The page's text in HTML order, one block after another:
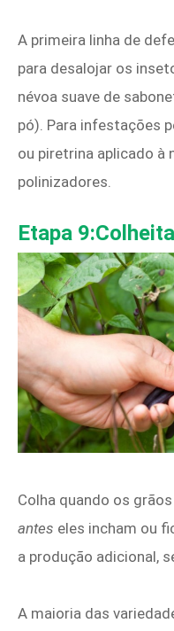
A primeira linha de
para desalojar os
névoa suave de
pó). Para infestações
ou piretrina aplicado à
polinizadores.
Etapa 9:Colheita
Colha quando os
antes eles incham ou
a produção adicional,
A maioria das